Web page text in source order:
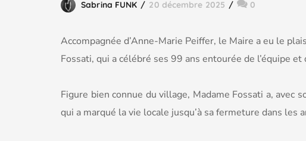
Sabrina FUNK 20 décembre 2025 0
Accompagnée d’Anne-Marie Peiffer, le Maire a eu le
Fossati, qui a célébré ses 99 ans entourée de l’équipe
Figure bien connue du village, Madame Fossati a,
qui a marqué la vie locale jusqu’à sa fermeture dans les